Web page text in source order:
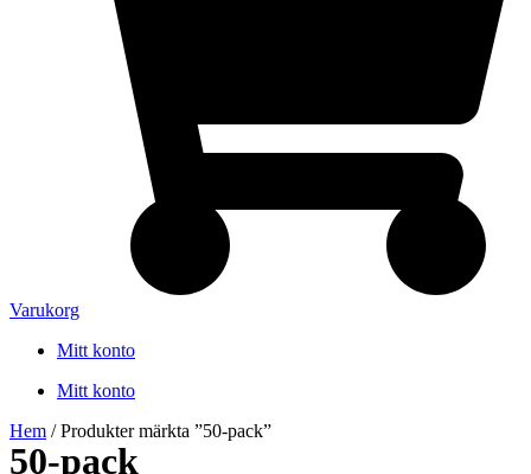
Varukorg
Mitt konto
Mitt konto
Hem / Produkter märkta ”50-pack”
50-pack